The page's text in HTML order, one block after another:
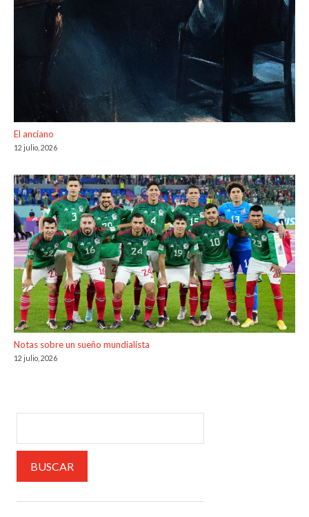
El anciano
12 julio, 2026
Notas sobre un sueño mundialista
12 julio, 2026